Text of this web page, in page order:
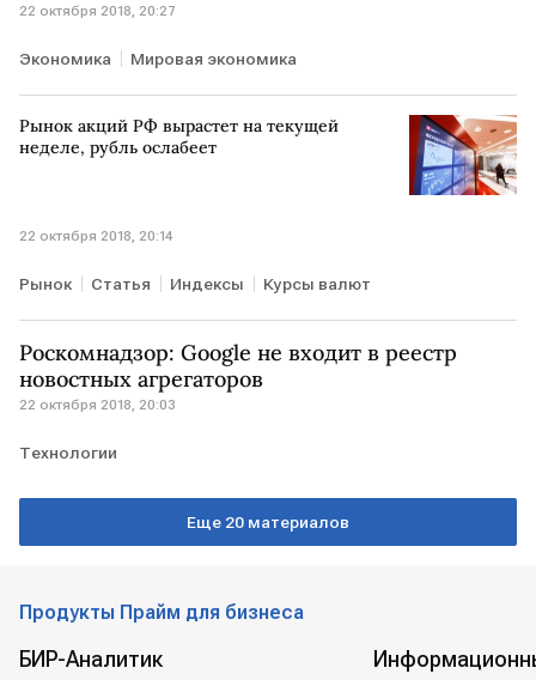
22 октября 2018, 20:27
Экономика Мировая экономика
Рынок акций РФ вырастет на текущей
неделе, рубль ослабеет
22 октября 2018, 20:14
Рынок Статья Индексы Курсы валют
Роскомнадзор: Google не входит в реестр
новостных агрегаторов
22 октября 2018, 20:03
Технологии
Еще 20 материалов
Продукты Прайм для бизнеса
БИР-Аналитик